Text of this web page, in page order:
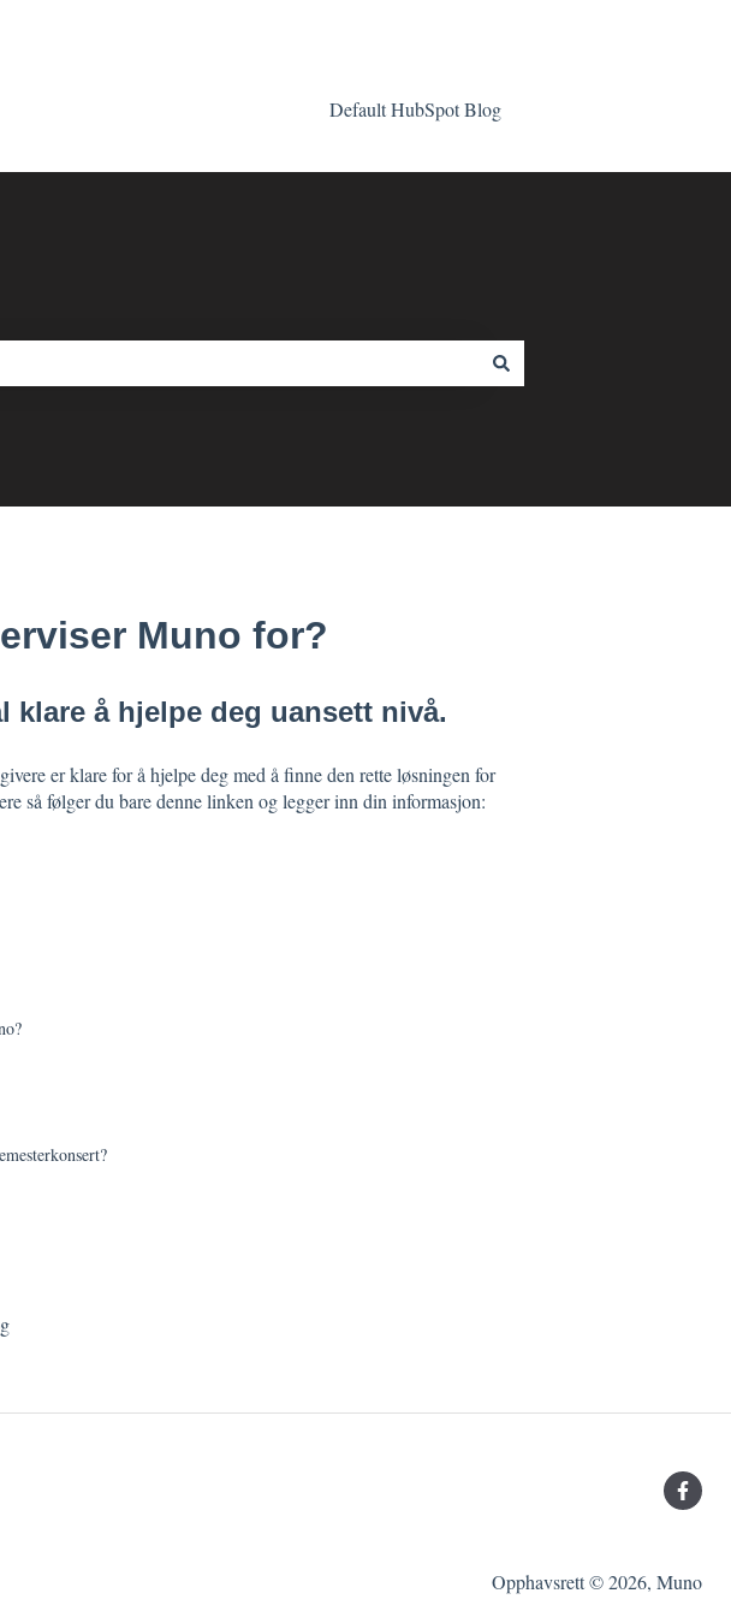
Default HubSpot Blog
Muno for?
klare å hjelpe deg uansett nivå.
er klare for å hjelpe deg med å finne den rette løsningen for
så følger du bare denne linken og legger inn din informasjon:
Opphavsrett © 2026, Muno